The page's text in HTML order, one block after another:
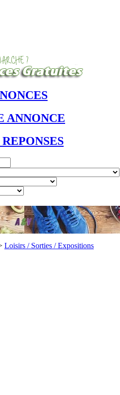
ANNONCE
Loisirs / Sorties / Expositions